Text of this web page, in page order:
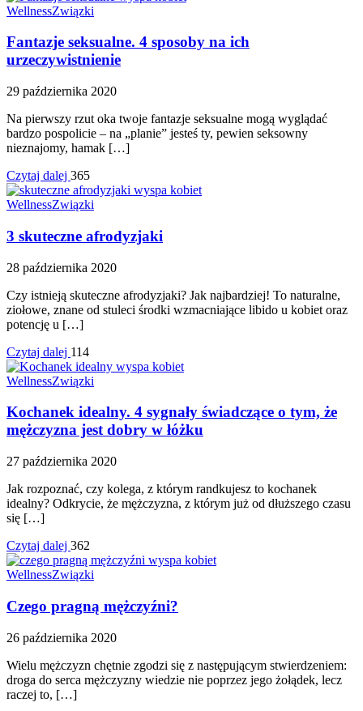
WellnessZwiązki
Fantazje seksualne. 4 sposoby na ich
urzeczywistnienie
29 października 2020
Na pierwszy rzut oka twoje fantazje seksualne mogą wyglądać
bardzo pospolicie – na „planie” jesteś ty, pewien seksowny
nieznajomy, hamak […]
Czytaj dalej 365
WellnessZwiązki
3 skuteczne afrodyzjaki
28 października 2020
Czy istnieją skuteczne afrodyzjaki? Jak najbardziej! To naturalne,
ziołowe, znane od stuleci środki wzmacniające libido u kobiet oraz
potencję u […]
Czytaj dalej 114
WellnessZwiązki
Kochanek idealny. 4 sygnały świadczące o tym, że
mężczyzna jest dobry w łóżku
27 października 2020
Jak rozpoznać, czy kolega, z którym randkujesz to kochanek
idealny? Odkrycie, że mężczyzna, z którym już od dłuższego czasu
się […]
Czytaj dalej 362
WellnessZwiązki
Czego pragną mężczyźni?
26 października 2020
Wielu mężczyzn chętnie zgodzi się z następującym stwierdzeniem:
droga do serca mężczyzny wiedzie nie poprzez jego żołądek, lecz
raczej to, […]